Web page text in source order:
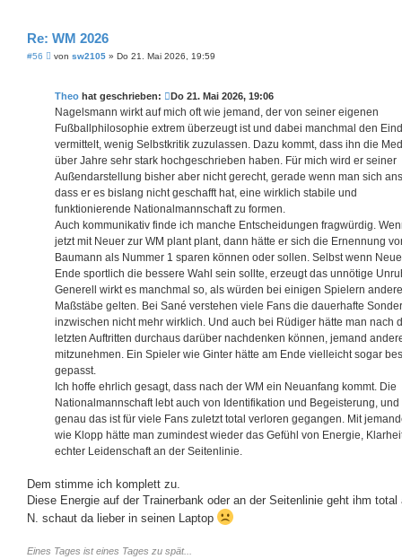
Re: WM 2026
#56
Bvon sw2105 » Do 21. Mai 2026, 19:59
Theo hat geschrieben: Do 21. Mai 2026, 19:06
Nagelsmann wirkt auf mich oft wie jemand, der von seiner eigenen
Fußballphilosophie extrem überzeugt ist und dabei manchmal den
vermittelt, wenig Selbstkritik zuzulassen. Dazu kommt, dass ihn die
über Jahre sehr stark hochgeschrieben haben. Für mich wird er seiner
Außendarstellung bisher aber nicht gerecht, gerade wenn man sich
dass er es bislang nicht geschafft hat, eine wirklich stabile und
funktionierende Nationalmannschaft zu formen.
Auch kommunikativ finde ich manche Entscheidungen fragwürdig.
jetzt mit Neuer zur WM plant plant, dann hätte er sich die Ernennung
Baumann als Nummer 1 sparen können oder sollen. Selbst wenn
Ende sportlich die bessere Wahl sein sollte, erzeugt das unnötige
Generell wirkt es manchmal so, als würden bei einigen Spielern andere
Maßstäbe gelten. Bei Sané verstehen viele Fans die dauerhafte
inzwischen nicht mehr wirklich. Und auch bei Rüdiger hätte man nach
letzten Auftritten durchaus darüber nachdenken können, jemand
mitzunehmen. Ein Spieler wie Ginter hätte am Ende vielleicht sogar
gepasst.
Ich hoffe ehrlich gesagt, dass nach der WM ein Neuanfang kommt. Die
Nationalmannschaft lebt auch von Identifikation und Begeisterung, und
genau das ist für viele Fans zuletzt total verloren gegangen. Mit
wie Klopp hätte man zumindest wieder das Gefühl von Energie,
echter Leidenschaft an der Seitenlinie.
Dem stimme ich komplett zu.
Diese Energie auf der Trainerbank oder an der Seitenlinie geht ihm total
N. schaut da lieber in seinen Laptop
Eines Tages ist eines Tages zu spät...